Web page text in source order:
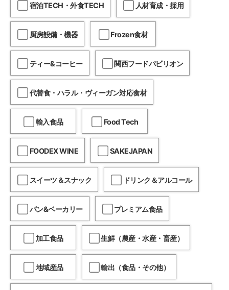
宿泊TECH・外食TECH 人材育成・採用
厨房設備・機器 Frozen食材
ティー&コーヒー 関西フードパビリオン
代替食・ハラル・ヴィーガン対応食材
輸入食品 Food Tech
FOODEX WINE SAKEJAPAN
スイーツ＆スナック ドリンク＆アルコール
パン&ベーカリー プレミアム食品
加工食品 生鮮（農産・水産・畜産）
地域産品 輸出（食品・その他）